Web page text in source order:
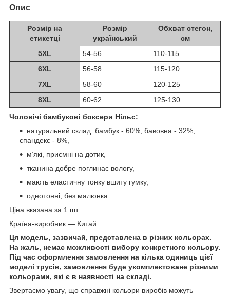
Опис
Розмір на
етикетці
Розмір
український
Обхват стегон,
см
5XL
54-56
110-115
6XL
56-58
115-120
7XL
58-60
120-125
8XL
60-62 125-130
Чоловічі бамбукові боксери Нільс:
натуральний склад: бамбук - 60%, бавовна - 32%,
спандекс - 8%,
мʼякі, приємні на дотик,
тканина добре поглинає вологу,
мають еластичну тонку вшиту гумку,
однотонні, без малюнка.
Ціна вказана за 1 шт
Країна-виробник — Китай
Ця модель, зазвичай, представлена в різних кольорах.
На жаль, немає можливості вибору конкретного кольору.
Під час оформлення замовлення на кілька одиниць цієї
моделі трусів, замовлення буде укомплектоване різними
кольорами, які є в наявності на складі.
Звертаємо увагу, що справжні кольори виробів можуть